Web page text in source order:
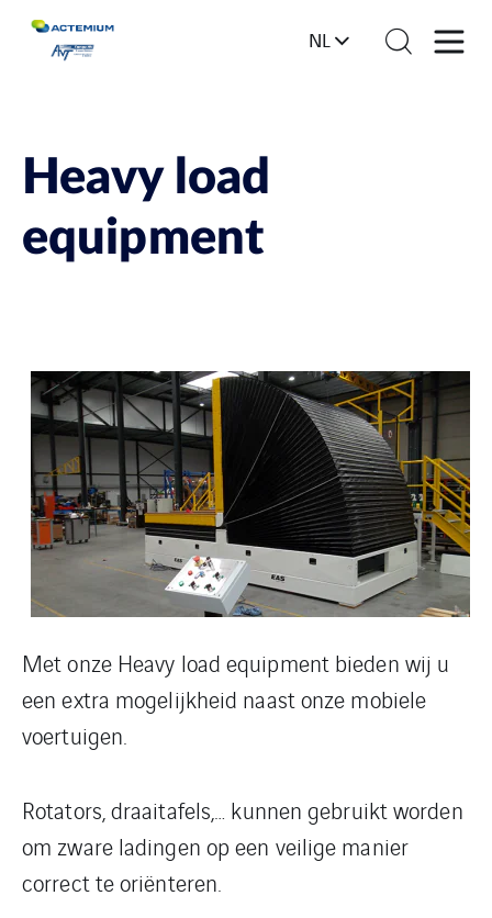
NL
Heavy load
equipment
Met onze Heavy load equipment bieden wij u
een extra mogelijkheid naast onze mobiele
voertuigen.
Rotators, draaitafels,… kunnen gebruikt worden
om zware ladingen op een veilige manier
correct te oriënteren.